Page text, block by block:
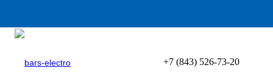
Вход
+7 (843) 526-73-20